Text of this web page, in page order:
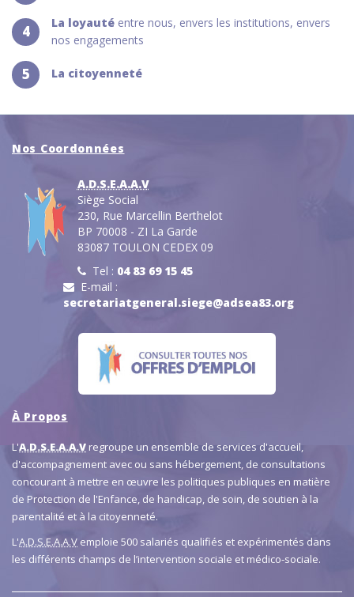
4 La loyauté entre nous, envers les institutions, envers
nos engagements
5 La citoyenneté
Nos Coordonnées
A.D.S.E.A.A.V
Siège Social
230, Rue Marcellin Berthelot
BP 70008 - ZI La Garde
83087 TOULON CEDEX 09
Tel : 04 83 69 15 45
E-mail :
secretariatgeneral.siege@adsea83.org
À Propos
L'A.D.S.E.A.A.Vregroupe un ensemble de services d'accueil,
d'accompagnement avec ou sans hébergement, de consultations
concourant à mettre en œuvre les politiques publiques en matière
de Protection de l'Enfance, de handicap, de soin, de soutien à la
parentalité et à la citoyenneté.
L'A.D.S.E.A.A.V emploie 500 salariés qualifiés et expérimentés dans
les différents champs de l’intervention sociale et médico-sociale.